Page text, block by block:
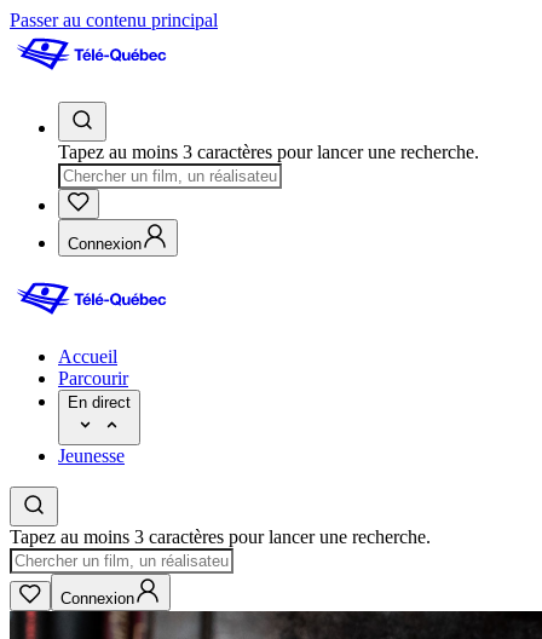
Passer au contenu principal
Tapez au moins 3 caractères pour lancer une recherche.
Connexion
Accueil
Parcourir
En direct
Jeunesse
Tapez au moins 3 caractères pour lancer une recherche.
Connexion